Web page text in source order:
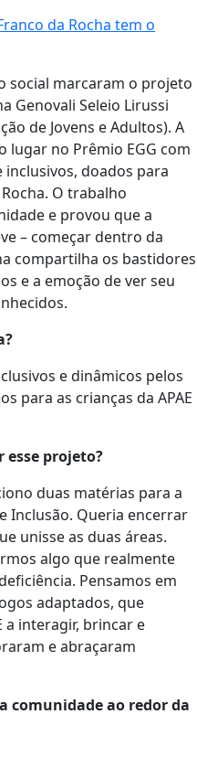
da Rocha tem o
social marcaram o projeto
Genovali Seleio Lirussi
de Jovens e Adultos). A
no Prêmio EGG com
doados para
O trabalho
e provou que a
– começar dentro da
compartilha os bastidores
e a emoção de ver seu
e dinâmicos pelos
para as crianças da APAE
esse projeto?
duas matérias para a
Inclusão. Queria encerrar
unisse as duas áreas.
algo que realmente
Pensamos em
adaptados, que
a interagir, brincar e
e abraçaram
comunidade ao redor da